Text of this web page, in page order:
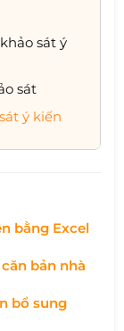
sát ý
sát
ý kiến
bằng Excel
bản nhà
bổ sung